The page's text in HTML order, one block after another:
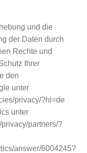
und die
der Daten durch
Rechte und
Ihrer
den
unter
privacy/?hl=de
unter
partners/?
answer/6004245?